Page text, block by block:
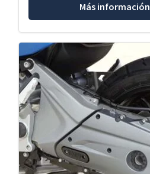
Más información